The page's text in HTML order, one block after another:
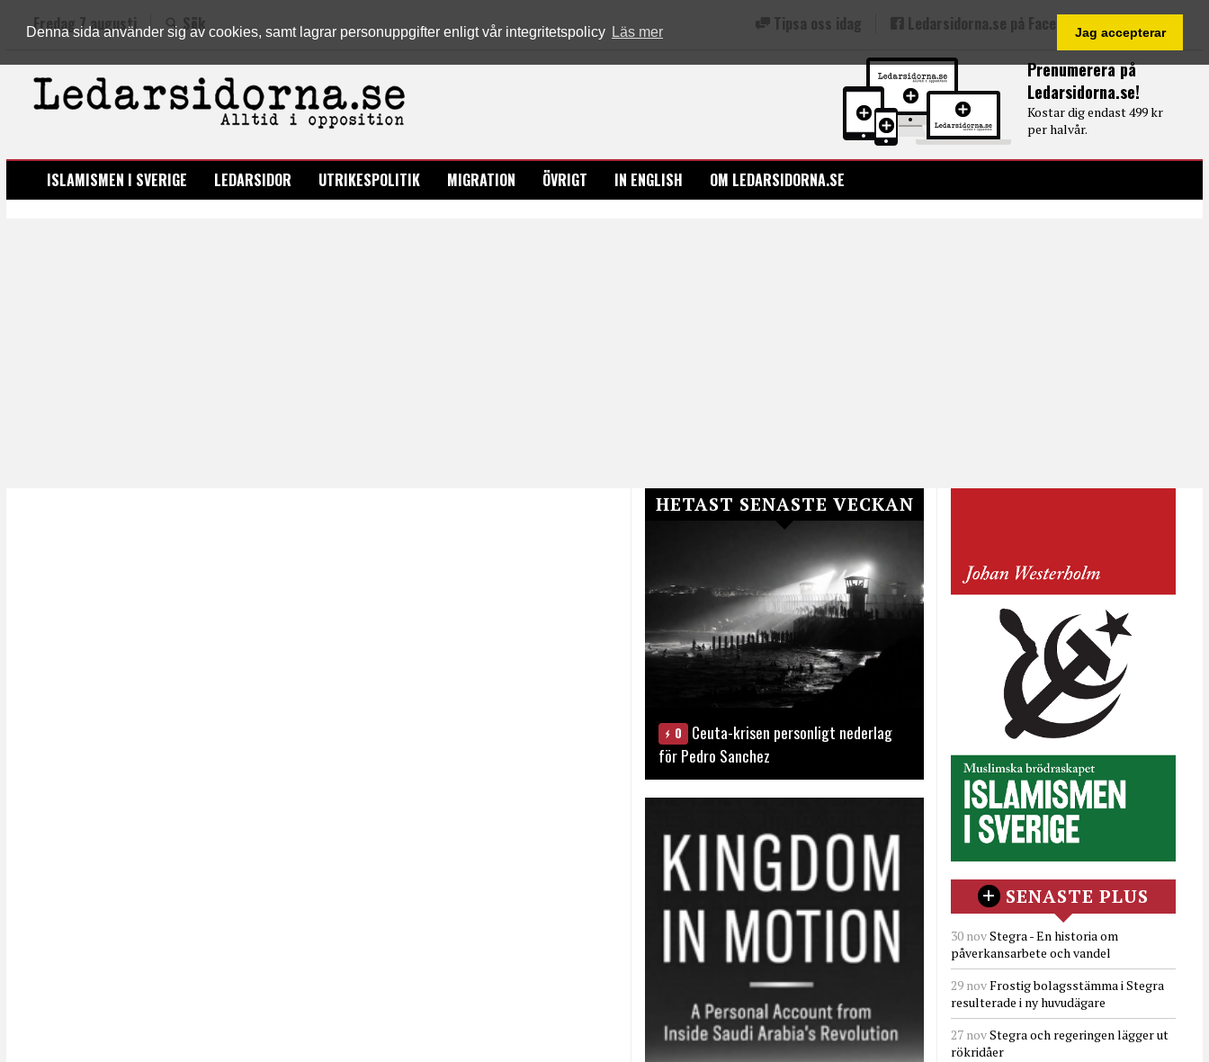
Denna sida använder sig av cookies, samt lagrar personuppgifter enligt vår integritetspolicy Läs mer Jag accepterar
Prenumerera på
Ledarsidorna.se!
Kostar dig endast 499 kr
per halvår.
Fredag 7 augusti Sök Tipsa oss idag Ledarsidorna.se på Facebook
LEDARSIDORNA.SE
ISLAMISMEN I SVERIGE LEDARSIDOR UTRIKESPOLITIK MIGRATION ÖVRIGT IN ENGLISH OM LEDARSIDORNA.SE
HETAST SENASTE VECKAN
0
Ceuta-krisen personligt nederlag
för Pedro Sanchez
SENASTE PLUS
30 novStegra - En historia om
påverkansarbete och vandel
29 novFrostig bolagsstämma i Stegra
resulterade i ny huvudägare
27 novStegra och regeringen lägger ut
rökridåer